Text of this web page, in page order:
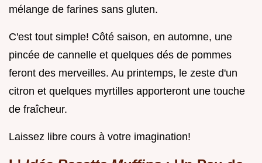
mélange de farines sans gluten.
C'est tout simple! Côté saison, en automne, une
pincée de cannelle et quelques dés de pommes
feront des merveilles. Au printemps, le zeste d'un
citron et quelques myrtilles apporteront une touche
de fraîcheur.
Laissez libre cours à votre imagination!